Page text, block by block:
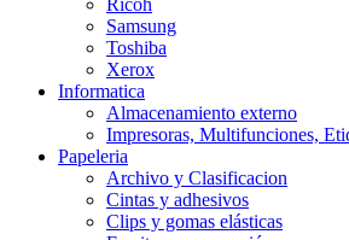
Ricoh
Samsung
Toshiba
Xerox
Informatica
Almacenamiento externo
Impresoras, Multifunciones,
Papeleria
Archivo y Clasificacion
Cintas y adhesivos
Clips y gomas elásticas